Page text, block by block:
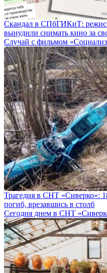
Скандал в СПбГИКиТ:
вынудили снимать кино за
Случай с фильмом
Трагедия в СНТ «Сиверко»:
погиб, врезавшись в столб
Сегодня днем в СНТ